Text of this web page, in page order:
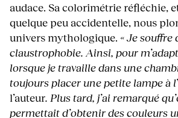
audace. Sa colorimétrie réfléchie,
quelque peu accidentelle, nous
univers mythologique. « Je souffre
claustrophobie. Ainsi, pour
lorsque je travaille dans une
toujours placer une petite lampe à
l’auteur. Plus tard, j’ai remarqué
permettait d’obtenir des couleurs